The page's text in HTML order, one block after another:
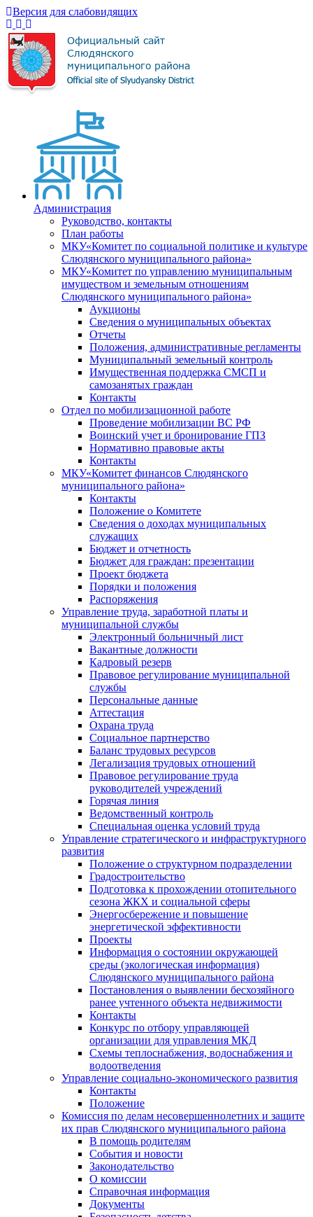
Версия для слабовидящих
Администрация
Руководство, контакты
План работы
МКУ«Комитет по социальной политике и культуре
Слюдянского муниципального района»
МКУ«Комитет по управлению муниципальным
имуществом и земельным отношениям
Слюдянского муниципального района»
Аукционы
Сведения о муниципальных объектах
Отчеты
Положения, административные регламенты
Муниципальный земельный контроль
Имущественная поддержка СМСП и
самозанятых граждан
Контакты
Отдел по мобилизационной работе
Проведение мобилизации ВС РФ
Воинский учет и бронирование ГПЗ
Нормативно правовые акты
Контакты
МКУ«Комитет финансов Слюдянского
муниципального района»
Контакты
Положение о Комитете
Сведения о доходах муниципальных
служащих
Бюджет и отчетность
Бюджет для граждан: презентации
Проект бюджета
Порядки и положения
Распоряжения
Управление труда, заработной платы и
муниципальной службы
Электронный больничный лист
Вакантные должности
Кадровый резерв
Правовое регулирование муниципальной
службы
Персональные данные
Аттестация
Охрана труда
Социальное партнерство
Баланс трудовых ресурсов
Легализация трудовых отношений
Правовое регулирование труда
руководителей учреждений
Горячая линия
Ведомственный контроль
Специальная оценка условий труда
Управление стратегического и инфраструктурного
развития
Положение о структурном подразделении
Градостроительство
Подготовка к прохождении отопительного
сезона ЖКХ и социальной сферы
Энергосбережение и повышение
энергетической эффективности
Проекты
Информация о состоянии окружающей
среды (экологическая информация)
Слюдянского муниципального района
Постановления о выявлении бесхозяйного
ранее учтенного объекта недвижимости
Контакты
Конкурс по отбору управляющей
организации для управления МКД
Схемы теплоснабжения, водоснабжения и
водоотведения
Управление социально-экономического развития
Контакты
Положение
Комиссия по делам несовершеннолетних и защите
их прав Слюдянского муниципального района
В помощь родителям
События и новости
Законодательство
О комиссии
Справочная информация
Документы